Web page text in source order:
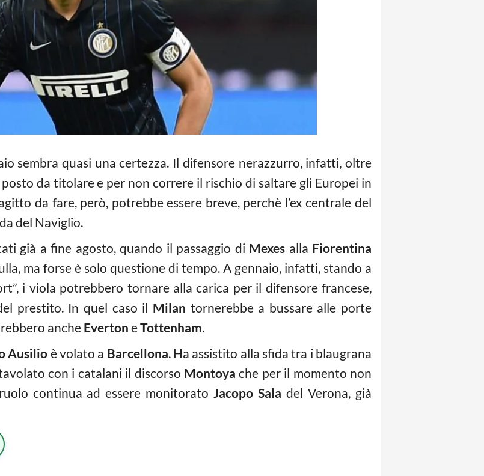
sembra quasi una certezza. Il difensore nerazzurro, infatti, oltre
da titolare e per non correre il rischio di saltare gli Europei in
da fare, però, potrebbe essere breve, perchè l’ex centrale del
del Naviglio.
già a fine agosto, quando il passaggio di Mexes alla Fiorentina
ma forse è solo questione di tempo. A gennaio, infatti, stando a
i viola potrebbero tornare alla carica per il difensore francese,
prestito. In quel caso il Milan tornerebbe a bussare alle porte
ancheEverton eTottenham.
Ausilio è volato a Barcellona. Ha assistito alla sfida tra i blaugrana
con i catalani il discorso Montoya che per il momento non
continua ad essere monitoratoJacopo Sala del Verona, già